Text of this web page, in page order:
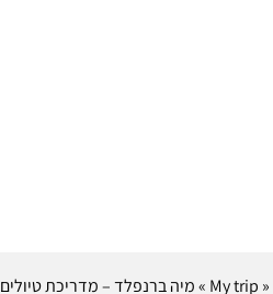
My trip »
»מיה ברנפלד – מדריכת טיולים